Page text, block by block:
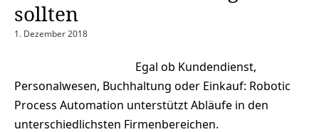
sollten
1. Dezember 2018
Egal ob Kundendienst,
Personalwesen, Buchhaltung oder Einkauf: Robotic
Process Automation unterstützt Abläufe in den
unterschiedlichsten Firmenbereichen.